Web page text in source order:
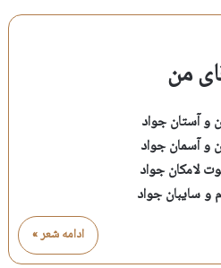
من
و آستان جواد
و آسمان جواد
لامکان جواد
و سایبان جواد
ادامه شعر »